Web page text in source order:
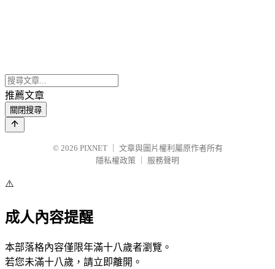
推薦文章
關閉搜尋
© 2026 PIXNET
文章與圖片權利屬原作者所有
隱私權政策
服務聲明
⚠️
成人內容提醒
本部落格內容僅限年滿十八歲者瀏覽。
若您未滿十八歲，請立即離開。